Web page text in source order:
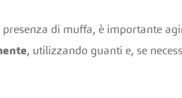
di muffa, è importante
, utilizzando guanti e, se